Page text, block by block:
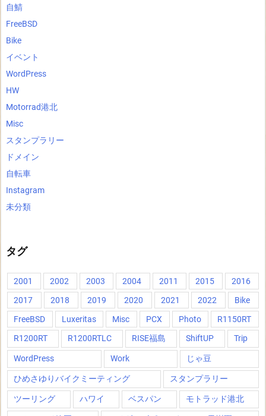
自鯖
FreeBSD
Bike
イベント
WordPress
HW
Motorrad港北
Misc
スタンプラリー
ドメイン
自転車
Instagram
未分類
タグ
2001 2002 2003 2004 2011 2015
2016
2017
2018 2019 2020 2021 2022
Bike
FreeBSD
Luxeritas Misc PCX Photo
R1150RT
R1200RT
R1200RTLC RISE福島 ShiftUP Trip
WordPress Work じゃ豆
ひめさゆりバイクミーティング スタンプラリー
ツーリング ハワイ ベスパン モトラッド港北